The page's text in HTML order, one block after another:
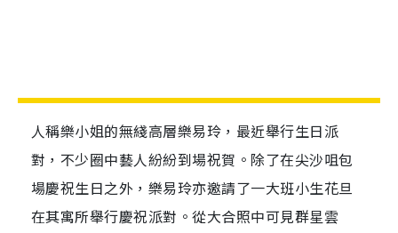
人稱樂小姐的無綫高層樂易玲，最近舉行生日派
對，不少圈中藝人紛紛到場祝賀。除了在尖沙咀包
場慶祝生日之外，樂易玲亦邀請了一大班小生花旦
在其寓所舉行慶祝派對。從大合照中可見群星雲